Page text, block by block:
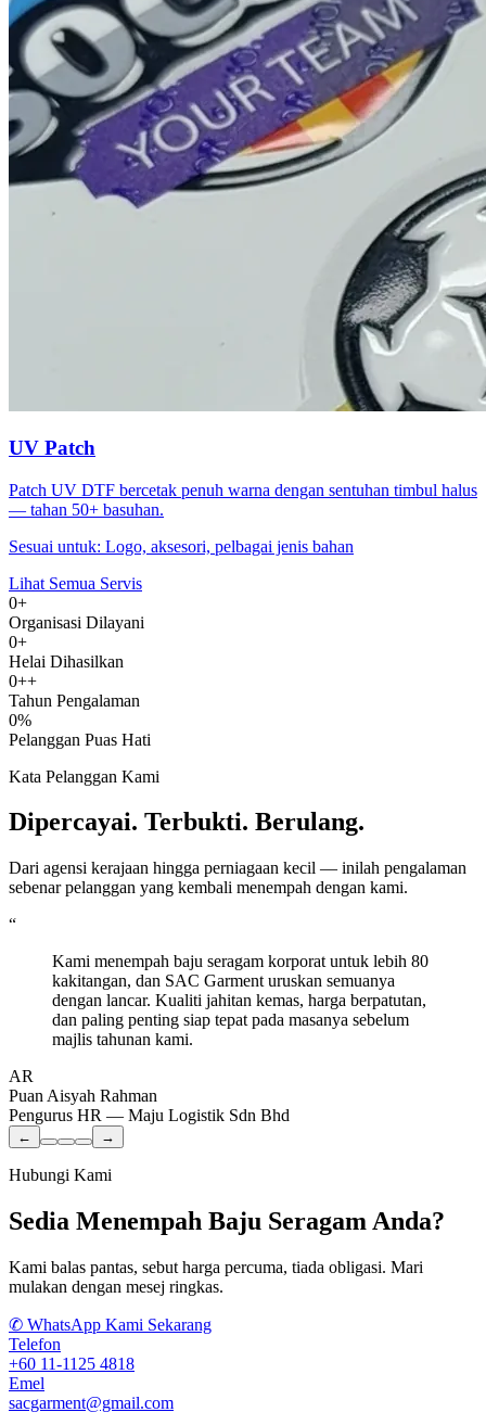
UV Patch
Patch UV DTF bercetak penuh warna dengan sentuhan timbul halus
— tahan 50+ basuhan.
Sesuai untuk: Logo, aksesori, pelbagai jenis bahan
Lihat Semua Servis
0+
Organisasi Dilayani
0+
Helai Dihasilkan
0++
Tahun Pengalaman
0%
Pelanggan Puas Hati
Kata Pelanggan Kami
Dipercayai. Terbukti. Berulang.
Dari agensi kerajaan hingga perniagaan kecil — inilah pengalaman
sebenar pelanggan yang kembali menempah dengan kami.
“
Kami menempah baju seragam korporat untuk lebih 80
kakitangan, dan SAC Garment uruskan semuanya
dengan lancar. Kualiti jahitan kemas, harga berpatutan,
dan paling penting siap tepat pada masanya sebelum
majlis tahunan kami.
AR
Puan Aisyah Rahman
Pengurus HR — Maju Logistik Sdn Bhd
← →
Hubungi Kami
Sedia Menempah Baju Seragam Anda?
Kami balas pantas, sebut harga percuma, tiada obligasi. Mari
mulakan dengan mesej ringkas.
✆ WhatsApp Kami Sekarang
Telefon
+60 11-1125 4818
Emel
sacgarment@gmail.com